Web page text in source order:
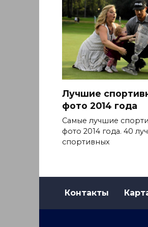
Лучшие
фото 2014 года
Самые лучшие
фото 2014 года. 40
спортивных
Контакты